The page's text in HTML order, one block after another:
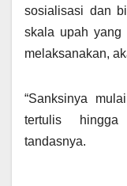
sosialisasi dan
skala upah yang
melaksanakan,
“Sanksinya
tertulis hingga
tandasnya.